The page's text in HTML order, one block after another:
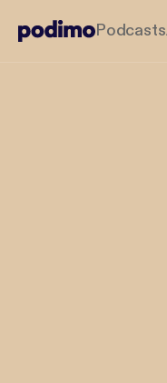
Podcasts